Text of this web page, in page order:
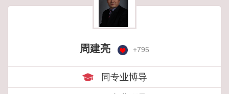
周建亮 +795
同专业博导